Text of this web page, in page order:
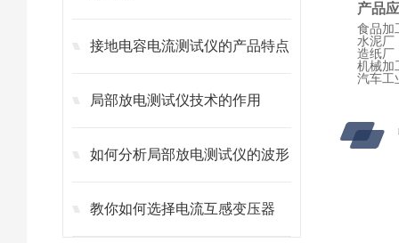
接地电容电流测试仪的产品特点
局部放电测试仪技术的作用
如何分析局部放电测试仪的波形
教你如何选择电流互感变压器
产品
食品加
水泥厂
造纸厂
机械加
汽车工